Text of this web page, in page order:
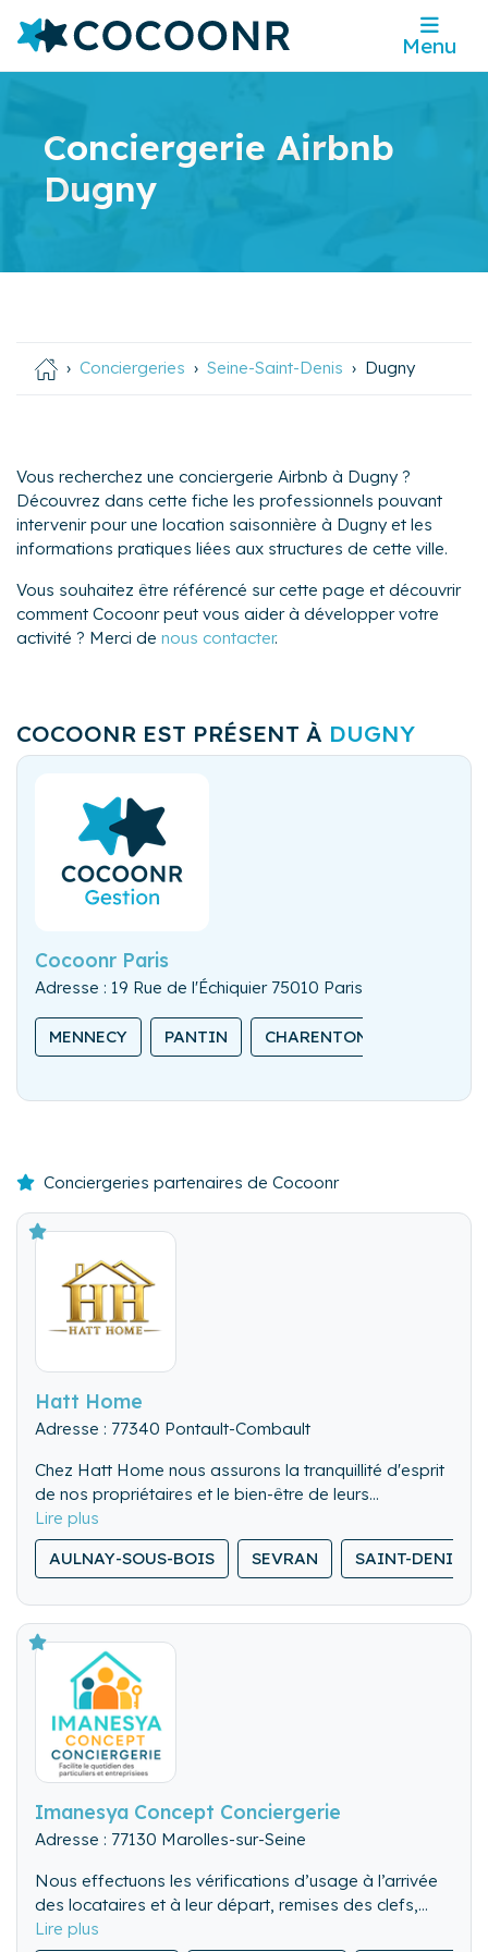
Menu
Conciergerie Airbnb
Dugny
Conciergeries Seine-Saint-Denis Dugny
Vous recherchez une conciergerie Airbnb à Dugny ?
Découvrez dans cette fiche les professionnels pouvant
intervenir pour une location saisonnière à Dugny et les
informations pratiques liées aux structures de cette ville.
Vous souhaitez être référencé sur cette page et découvrir
comment Cocoonr peut vous aider à développer votre
activité ? Merci de nous contacter.
COCOONR EST PRÉSENT À DUGNY
Cocoonr Paris
Adresse : 19 Rue de l'Échiquier 75010 Paris
MENNECY PANTIN CHARENTON-LE-PONT
Conciergeries partenaires de Cocoonr
Hatt Home
Adresse : 77340 Pontault-Combault
Chez Hatt Home nous assurons la tranquillité d'esprit
de nos propriétaires et le bien-être de leurs
locataires, en offrant un service sur mesure et de
qualité, pour l'entretien et l'intendance de leur
résidence secondaire.
AULNAY-SOUS-BOIS SEVRAN SAINT-DENIS
Imanesya Concept Conciergerie
Adresse : 77130 Marolles-sur-Seine
Nous effectuons les vérifications d’usage à l’arrivée
des locataires et à leur départ, remises des clefs,
visite des lieux. Nous pouvons également gérer les
Nous nettoyons de fond en comble l’ensemble du